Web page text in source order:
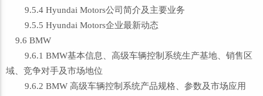
9.5.4 Hyundai Motors公司简介及主要业务
9.5.5 Hyundai Motors企业最新动态
9.6 BMW
9.6.1 BMW基本信息、高级车辆控制系统生产基地、销售区
域、竞争对手及市场地位
9.6.2 BMW 高级车辆控制系统产品规格、参数及市场应用